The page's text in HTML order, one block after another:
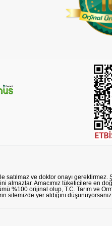
ve doktor onayı gerektirmez.
Amacımız tüketicilere en
%100 orijinal olup, T.C. Tarım ve
sitemizde yer aldığını